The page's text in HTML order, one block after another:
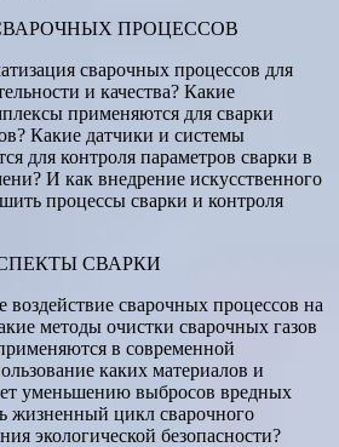
ПРОЦЕССОВ
сварочных процессов для
и качества? Какие
применяются для сварки
Какие датчики и системы
для контроля параметров сварки в
И как внедрение искусственного
процессы сварки и контроля
СВАРКИ
воздействие сварочных процессов на
методы очистки сварочных газов
в современной
каких материалов и
уменьшению выбросов вредных
жизненный цикл сварочного
экологической безопасности?